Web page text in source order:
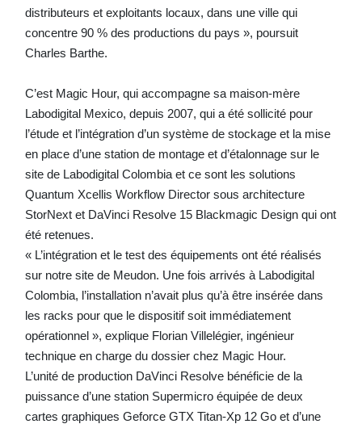
distributeurs et exploitants locaux, dans une ville qui
concentre 90 % des productions du pays », poursuit
Charles Barthe.
C’est Magic Hour, qui accompagne sa maison-mère
Labodigital Mexico, depuis 2007, qui a été sollicité pour
l’étude et l’intégration d’un système de stockage et la mise
en place d’une station de montage et d’étalonnage sur le
site de Labodigital Colombia et ce sont les solutions
Quantum Xcellis Workflow Director sous architecture
StorNext et DaVinci Resolve 15 Blackmagic Design qui ont
été retenues.
« L’intégration et le test des équipements ont été réalisés
sur notre site de Meudon. Une fois arrivés à Labodigital
Colombia, l’installation n’avait plus qu’à être insérée dans
les racks pour que le dispositif soit immédiatement
opérationnel », explique Florian Villelégier, ingénieur
technique en charge du dossier chez Magic Hour.
L’unité de production DaVinci Resolve bénéficie de la
puissance d’une station Supermicro équipée de deux
cartes graphiques Geforce GTX Titan-Xp 12 Go et d’une